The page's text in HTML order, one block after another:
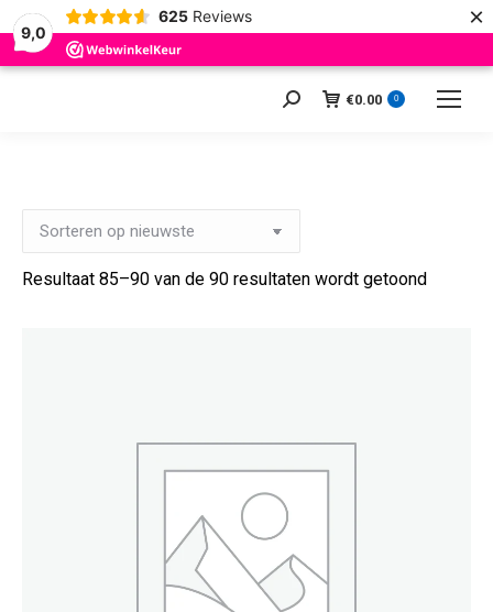
9,0
625 Reviews ×
Zoeken: €0.00 0
Resultaat 85–90 van de 90 resultaten wordt getoond